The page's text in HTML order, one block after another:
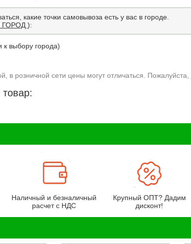
какие точки самовывоза есть у вас в городе.
ГОРОД ):
к выбору города)
в розничной сети цены могут отличаться. Пожалуйста,
Наличный и безналичный
расчет с НДС
Крупный ОПТ? Дадим
дисконт!